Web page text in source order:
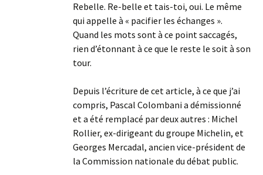
Rebelle. Re-belle et tais-toi, oui. Le même
qui appelle à « pacifier les échanges ».
Quand les mots sont à ce point saccagés,
rien d’étonnant à ce que le reste le soit à son
tour.
Depuis l’écriture de cet article, à ce que j’ai
compris, Pascal Colombani a démissionné
et a été remplacé par deux autres : Michel
Rollier, ex-dirigeant du groupe Michelin, et
Georges Mercadal, ancien vice-président de
la Commission nationale du débat public.